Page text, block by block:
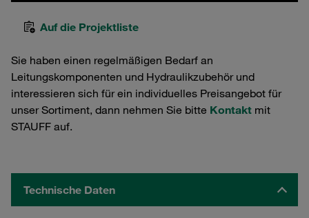
Auf die Projektliste
Sie haben einen regelmäßigen Bedarf an
Leitungskomponenten und Hydraulikzubehör und
interessieren sich für ein individuelles Preisangebot für
unser Sortiment, dann nehmen Sie bitte Kontakt mit
STAUFF auf.
Technische Daten